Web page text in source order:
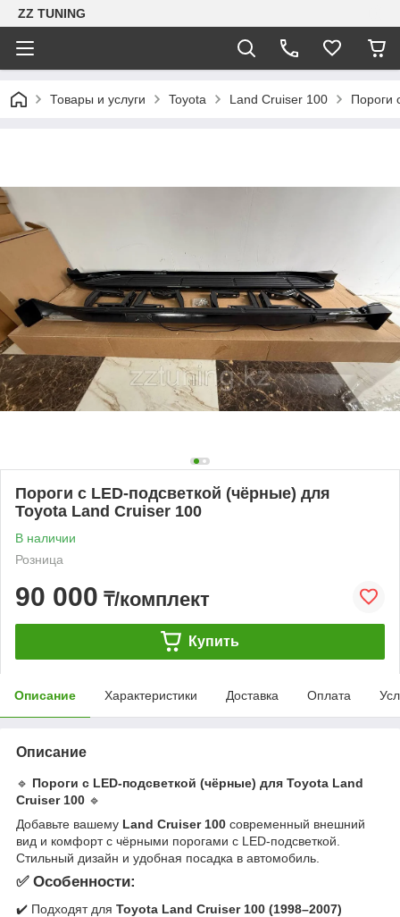
ZZ TUNING
Товары и услуги Toyota Land Cruiser 100 Пороги
Пороги с LED-подсветкой (чёрные) для
Toyota Land Cruiser 100
В наличии
Розница
90 000 ₸/комплект
Купить
Описание Характеристики Доставка Оплата
Описание
🔹 Пороги с LED-подсветкой (чёрные) для Toyota Land
Cruiser 100 🔹
Добавьте вашему Land Cruiser 100 современный внешний
вид и комфорт с чёрными порогами с LED-подсветкой.
Стильный дизайн и удобная посадка в автомобиль.
✅ Особенности:
✔️ Подходят для Toyota Land Cruiser 100 (1998–2007)